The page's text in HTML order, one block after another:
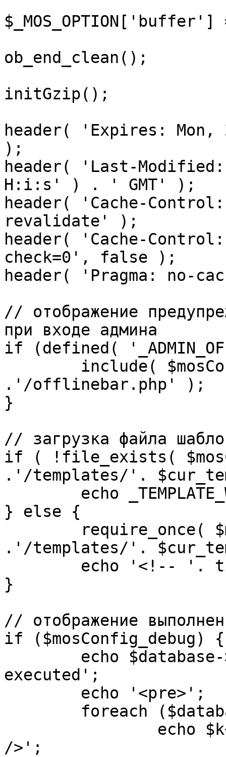
ob_end_clean();
initGzip();
header( 'Expires: Mon,
);
header( 'Last-
H:i:s' ) . ' GMT' );
header( 'Cache-
revalidate' );
header( 'Cache-
check=0', false );
header( 'Pragma: no-
// отображение
при входе админа
if (defined(
.'/offlinebar.php' );
}
// загрузка файла
if ( !file_exists(
.'/templates/'.
} else {
.'/templates/'.
}
// отображение
if ($mosConfig_debug) {
executed';
/>';